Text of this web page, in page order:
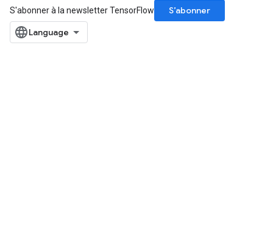
S'abonner à la newsletter TensorFlow
S’abonner